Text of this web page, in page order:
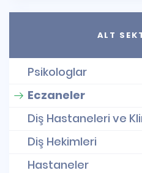
ALT
Psikologlar
Eczaneler
Diş Hastaneleri ve
Diş Hekimleri
Hastaneler